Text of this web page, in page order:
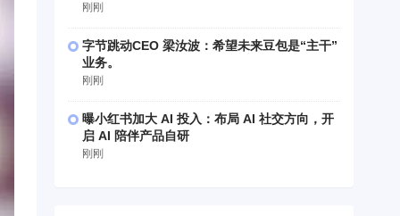
刚刚
字节跳动CEO 梁汝波：希望未来豆包是“主干”
业务。
刚刚
曝小红书加大 AI 投入：布局 AI 社交方向，开
启 AI 陪伴产品自研
刚刚